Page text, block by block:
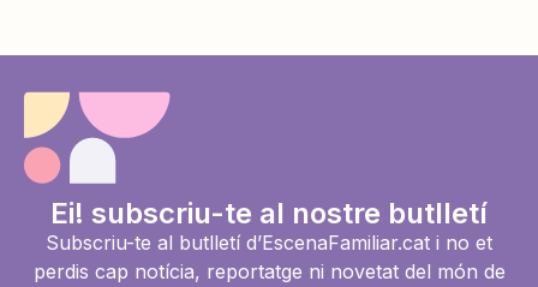
Ei! subscriu-te al nostre butlletí
Subscriu-te al butlletí d’EscenaFamiliar.cat i no et
perdis cap notícia, reportatge ni novetat del món de